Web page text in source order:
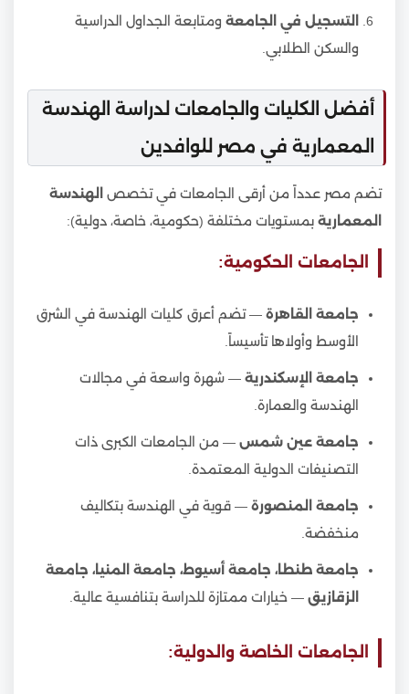
التسجيل في الجامعة ومتابعة الجداول الدراسية
والسكن الطلابي.
أفضل الكليات والجامعات لدراسة الهندسة
المعمارية في مصر للوافدين
تضم مصر عدداً من أرقى الجامعات في تخصص
الهندسة
المعمارية بمستويات مختلفة (حكومية، خاصة، دولية):
الجامعات الحكومية:
جامعة القاهرة — تضم أعرق كليات الهندسة في الشرق
الأوسط وأولاها تأسيساً.
جامعة الإسكندرية — شهرة واسعة في مجالات
الهندسة والعمارة.
جامعة عين شمس — من الجامعات الكبرى ذات
التصنيفات الدولية المعتمدة.
جامعة المنصورة — قوية في الهندسة بتكاليف
منخفضة.
جامعة طنطا، جامعة أسيوط، جامعة المنيا، جامعة
الزقازيق — خيارات ممتازة للدراسة بتنافسية عالية.
الجامعات الخاصة والدولية: